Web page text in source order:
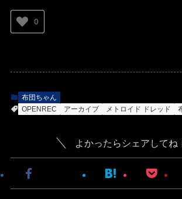
0
布団ちゃん
OPENREC
アーカイブ メトロイド ドレッド
よかったらシェアしてね